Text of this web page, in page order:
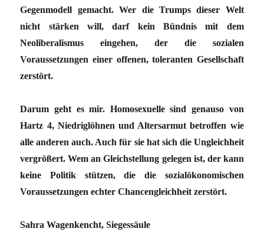
Gegenmodell gemacht. Wer die Trumps dieser Welt
nicht stärken will, darf kein Bündnis mit dem
Neoliberalismus eingehen, der die sozialen
Voraussetzungen einer offenen, toleranten Gesellschaft
zerstört.
Darum geht es mir. Homosexuelle sind genauso von
Hartz 4, Niedriglöhnen und Altersarmut betroffen wie
alle anderen auch. Auch für sie hat sich die Ungleichheit
vergrößert. Wem an Gleichstellung gelegen ist, der kann
keine Politik stützen, die die sozialökonomischen
Voraussetzungen echter Chancengleichheit zerstört.
Sahra Wagenkencht, Siegessäule